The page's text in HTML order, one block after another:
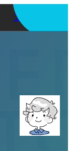
アプリを使う